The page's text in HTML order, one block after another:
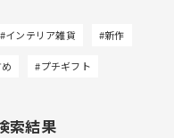
#インテリア雑貨 #新作
#プチギフト
索結果